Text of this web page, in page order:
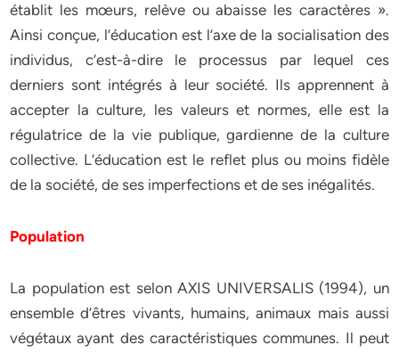
établit les mœurs, relève ou abaisse les caractères ».
Ainsi conçue, l’éducation est l’axe de la socialisation des
individus, c’est-à-dire le processus par lequel ces
derniers sont intégrés à leur société. Ils apprennent à
accepter la culture, les valeurs et normes, elle est la
régulatrice de la vie publique, gardienne de la culture
collective. L’éducation est le reflet plus ou moins fidèle
de la société, de ses imperfections et de ses inégalités.
Population
La population est selon AXIS UNIVERSALIS (1994), un
ensemble d’êtres vivants, humains, animaux mais aussi
végétaux ayant des caractéristiques communes. Il peut